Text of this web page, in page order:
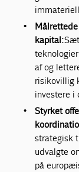
kapital:
af og
risikovillig
investere i
Styrket
strategisk
udvalgte
på